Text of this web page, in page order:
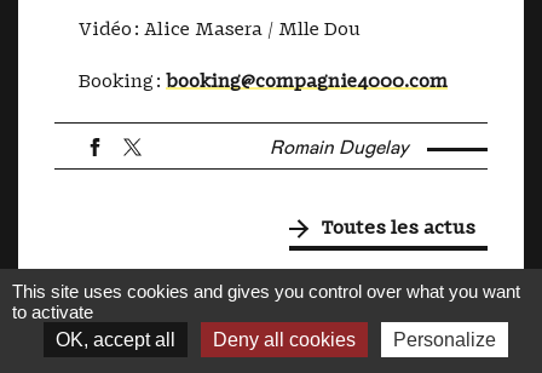
Vidéo : Alice Masera / Mlle Dou
Booking : booking@compagnie4000.com
Romain Dugelay
Toutes les actus
This site uses cookies and gives you control over what you want
to activate
OK, accept all
Deny all cookies Personalize